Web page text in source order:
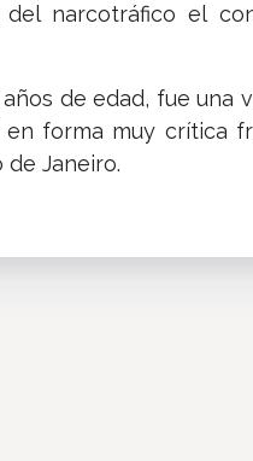
narcotráfico el
de edad, fue una
en forma muy crítica
de Janeiro.